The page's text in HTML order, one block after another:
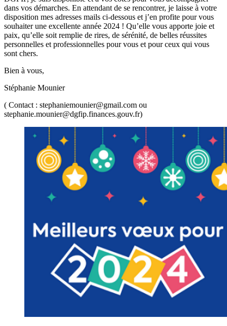
dans vos démarches. En attendant de se rencontrer, je laisse à votre
disposition mes adresses mails ci-dessous et j’en profite pour vous
souhaiter une excellente année 2024 ! Qu’elle vous apporte joie et
paix, qu’elle soit remplie de rires, de sérénité, de belles réussites
personnelles et professionnelles pour vous et pour ceux qui vous
sont chers.
Bien à vous,
Stéphanie Mounier
( Contact : stephaniemounier@gmail.com ou
stephanie.mounier@dgfip.finances.gouv.fr)